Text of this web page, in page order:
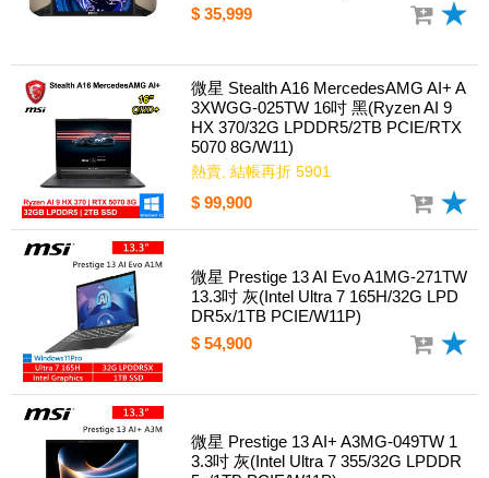
$ 35,999
微星 Stealth A16 MercedesAMG AI+ A
3XWGG-025TW 16吋 黑(Ryzen AI 9
HX 370/32G LPDDR5/2TB PCIE/RTX
5070 8G/W11)
熱賣, 結帳再折 5901
$ 99,900
微星 Prestige 13 AI Evo A1MG-271TW
13.3吋 灰(Intel Ultra 7 165H/32G LPD
DR5x/1TB PCIE/W11P)
$ 54,900
微星 Prestige 13 AI+ A3MG-049TW 1
3.3吋 灰(Intel Ultra 7 355/32G LPDDR